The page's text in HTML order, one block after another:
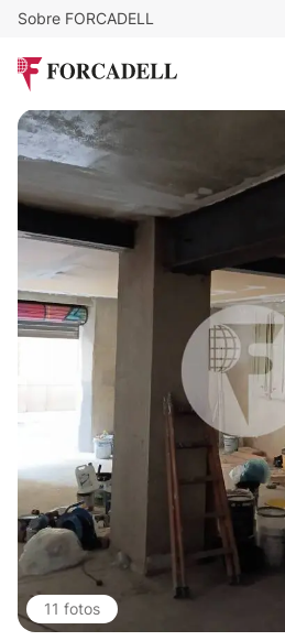
Sobre FORCADELL
Local comercial esquinero
148 m²
11 fotos